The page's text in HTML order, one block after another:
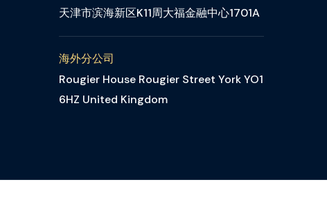
天津市滨海新区K11周大福金融中心1701A
海外分公司
Rougier House Rougier Street York YO1
6HZ United Kingdom